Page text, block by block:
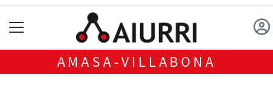
AMASA-VILLABONA